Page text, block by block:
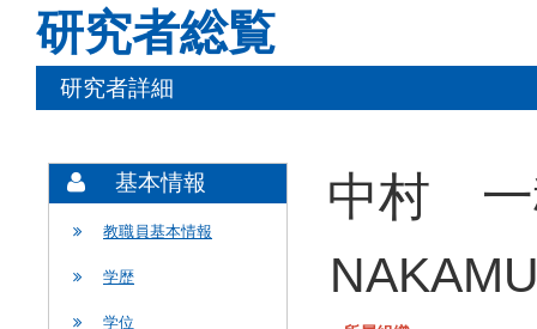
研究者総覧
研究者詳細
基本情報
教職員基本情報
学歴
学位
中村 一